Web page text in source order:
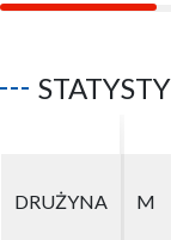
DRUŻYNA M
DRUŻYNA M